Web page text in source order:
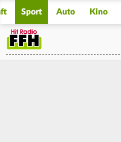
Sport Auto Kino